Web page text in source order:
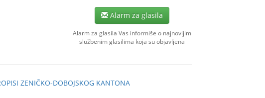
Alarm za glasila
Alarm za glasila Vas informiše o najnovijim
službenim glasilima koja su objavljena
ZENIČKO-DOBOJSKOG KANTONA